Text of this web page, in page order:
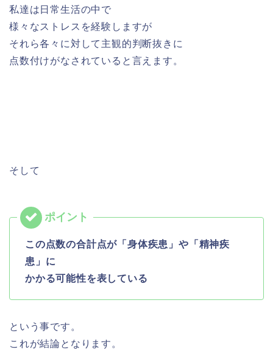
私達は日常生活の中で
様々なストレスを経験しますが
それら各々に対して主観的判断抜きに
点数付けがなされていると言えます。
そして
この点数の合計点が「身体疾患」や「精神疾
患」に
かかる可能性を表している
という事です。
これが結論となります。